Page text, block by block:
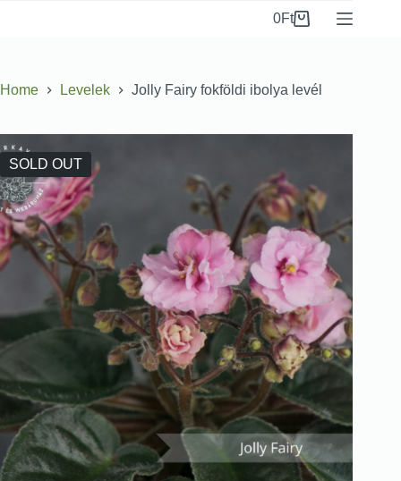
0Ft
Home Levelek Jolly Fairy fokföldi ibolya levél
SOLD OUT